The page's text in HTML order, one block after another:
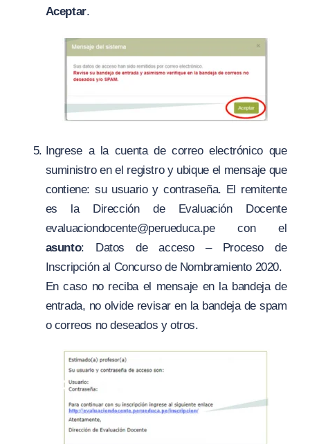
Aceptar.
Ingrese a la cuenta de correo electrónico que
suministro en el registro y ubique el mensaje que
contiene: su usuario y contraseña. El remitente
es la Dirección de Evaluación Docente
evaluaciondocente@perueduca.pecon el
asunto: Datos de acceso – Proceso de
Inscripción al Concurso de Nombramiento 2020.
En caso no reciba el mensaje en la bandeja de
entrada, no olvide revisar en la bandeja de spam
o correos no deseados y otros.